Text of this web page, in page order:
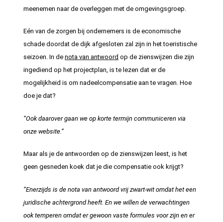
meenemen naar de overleggen met de omgevingsgroep.
Eén van de zorgen bij ondernemers is de economische
schade doordat de dijk afgesloten zal zijn in het toeristische
seizoen. In denota van antwoord op de zienswijzen die zijn
ingediend op het projectplan, is te lezen dat er de
mogelijkheid is om nadeelcompensatie aan te vragen. Hoe
doe je dat?
“Ook daarover gaan we op korte termijn communiceren via
onze website.”
Maar als je de antwoorden op de zienswijzen leest, is het
geen gesneden koek dat je die compensatie ook krijgt?
“Enerzijds is de nota van antwoord vrij zwart-wit omdat het een
juridische achtergrond heeft. En we willen de verwachtingen
ook temperen omdat er gewoon vaste formules voor zijn en er